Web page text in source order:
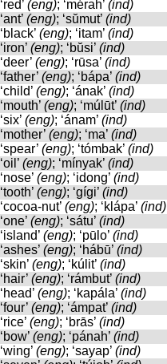
‘red’ (eng); ‘mérah’ (ind)
‘ant’ (eng); ‘sŭmut’ (ind)
‘black’ (eng); ‘itam’ (ind)
‘iron’ (eng); ‘bŭsi’ (ind)
‘deer’ (eng); ‘rūsa’ (ind)
‘father’ (eng); ‘bápa’ (ind)
‘child’ (eng); ‘ának’ (ind)
‘mouth’ (eng); ‘múlūt’ (ind)
‘six’ (eng); ‘ánam’ (ind)
‘mother’ (eng); ‘ma’ (ind)
‘spear’ (eng); ‘tómbak’ (ind)
‘oil’ (eng); ‘mínyak’ (ind)
‘nose’ (eng); ‘idong’ (ind)
‘tooth’ (eng); ‘gígi’ (ind)
‘cocoa-nut’ (eng); ‘klápa’ (ind)
‘one’ (eng); ‘sátu’ (ind)
‘island’ (eng); ‘pūlo’ (ind)
‘ashes’ (eng); ‘hábū’ (ind)
‘skin’ (eng); ‘kúlit’ (ind)
‘hair’ (eng); ‘rámbut’ (ind)
‘head’ (eng); ‘kapála’ (ind)
‘four’ (eng); ‘ámpat’ (ind)
‘rice’ (eng); ‘brās’ (ind)
‘bow’ (eng); ‘pánah’ (ind)
‘wing’ (eng); ‘sayap’ (ind)